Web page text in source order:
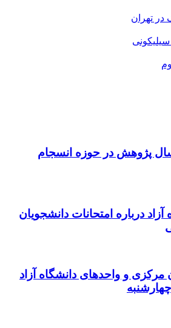
در تهران
۲۵ سال پژوهش در حوزه انسجام
آزاد درباره امتحانات دانشجویان
و واحدهای دانشگاه آزاد